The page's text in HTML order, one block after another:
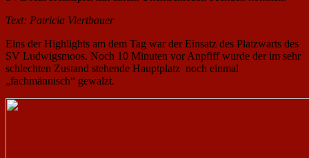
Text: Patricia Viertbauer
Eins der Highlights am dem Tag war der Einsatz des Platzwarts des
SV Ludwigsmoos. Noch 10 Minuten vor Anpfiff wurde der im sehr
schlechten Zustand stehende Hauptplatz noch einmal
„fachmännisch“ gewalzt.